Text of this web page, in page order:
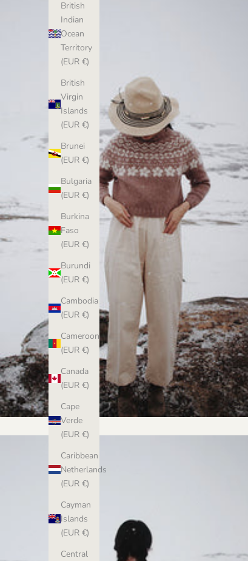
British
Indian
Ocean
Territory
(EUR €)
British
Virgin
Islands
(EUR €)
Brunei
(EUR €)
Bulgaria
(EUR €)
Burkina
Faso
(EUR €)
Burundi
(EUR €)
Cambodia
(EUR €)
Cameroon
(EUR €)
Canada
(EUR €)
Cape
Verde
(EUR €)
Caribbean
Netherlands
(EUR €)
Cayman
Islands
(EUR €)
Central